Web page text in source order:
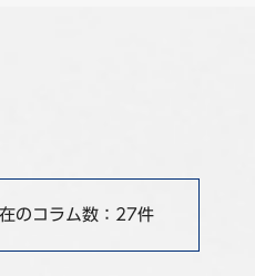
のコラム数：27件